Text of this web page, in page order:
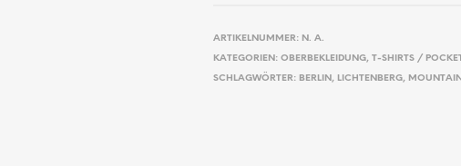
ARTIKELNUMMER: N. A.
KATEGORIEN: OBERBEKLEIDUNG, T-SHIRTS /
SCHLAGWÖRTER: BERLIN , LICHTENBERG, MOUNTAIN